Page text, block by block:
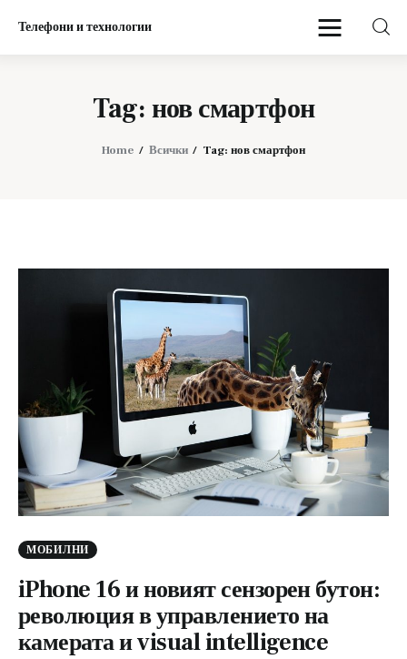
Телефони и технологии
Tag: нов смартфон
Home Всички Tag: нов смартфон
Начало
МОБИЛНИ
iPhone 16 и новият сензорен бутон:
революция в управлението на
камерата и visual intelligence